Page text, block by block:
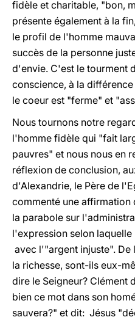
fidèle et charitable, "bon,
présente également à la
le profil de l'homme
succès de la personne
d'envie. C'est le tourment
conscience, à la
le coeur est "ferme" et
Nous tournons notre
l'homme fidèle qui "fait
pauvres" et nous nous en
réflexion de conclusion,
d'Alexandrie, le Père de
commenté une affirmation
la parabole sur
l'expression selon
avec l'"argent injuste".
la richesse, sont-ils eux-
dire le Seigneur? Clément
bien ce mot dans son
sauvera?" et dit: Jésus